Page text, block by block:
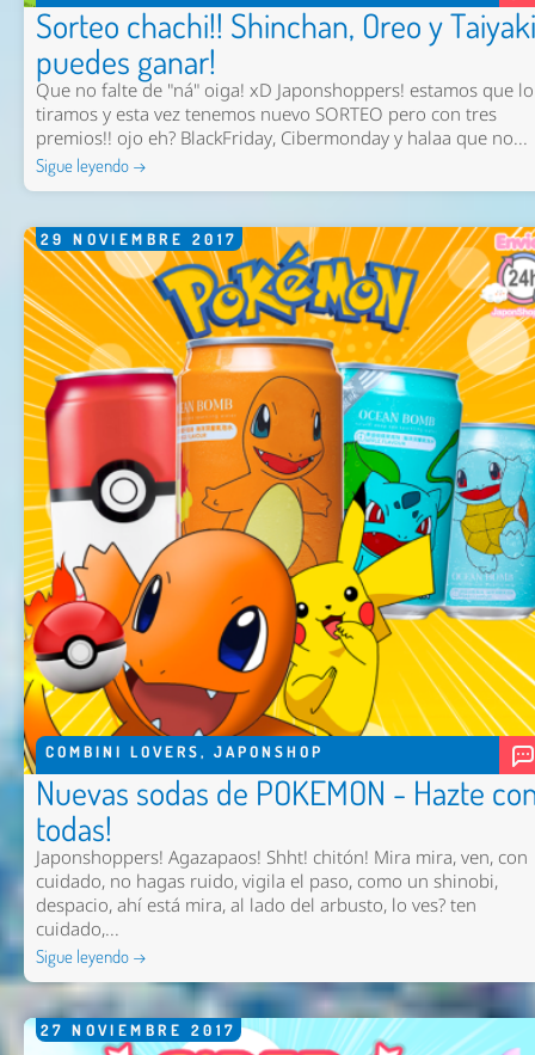
Sorteo chachi!! Shinchan, Oreo y Taiyaki
puedes ganar!
Que no falte de "ná" oiga! xD Japonshoppers! estamos que lo
tiramos y esta vez tenemos nuevo SORTEO pero con tres
premios!! ojo eh? BlackFriday, Cibermonday y halaa que no...
Sigue leyendo →
29 NOVIEMBRE 2017
COMBINI LOVERS, JAPONSHOP
Nuevas sodas de POKEMON - Hazte
todas!
Japonshoppers! Agazapaos! Shht! chitón! Mira mira, ven, con
cuidado, no hagas ruido, vigila el paso, como un shinobi,
despacio, ahí está mira, al lado del arbusto, lo ves? ten
cuidado,...
Sigue leyendo →
27 NOVIEMBRE 2017